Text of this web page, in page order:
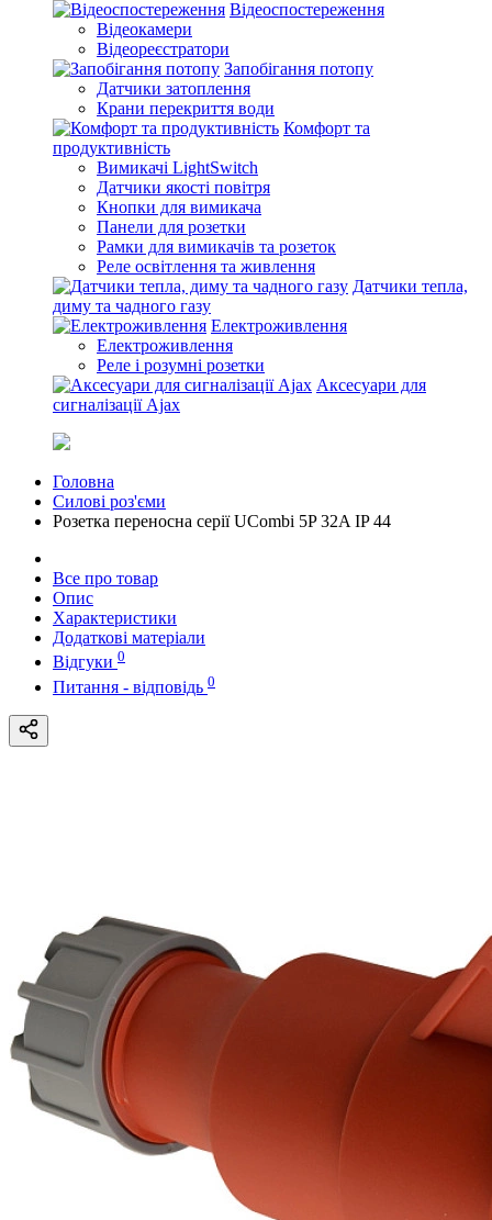
Відеоспостереження
Відеокамери
Відеореєстратори
Запобігання потопу
Датчики затоплення
Крани перекриття води
Комфорт та
продуктивність
Вимикачі LightSwitch
Датчики якості повітря
Кнопки для вимикача
Панели для розетки
Рамки для вимикачів та розеток
Реле освітлення та живлення
Датчики тепла,
диму та чадного газу
Електроживлення
Електроживлення
Реле і розумні розетки
Аксесуари для
сигналізації Ajax
Головна
Силові роз'єми
Розетка переносна серії UСombi 5P 32A IP 44
Все про товар
Опис
Характеристики
Додаткові матеріали
Відгуки 0
Питання - відповідь 0